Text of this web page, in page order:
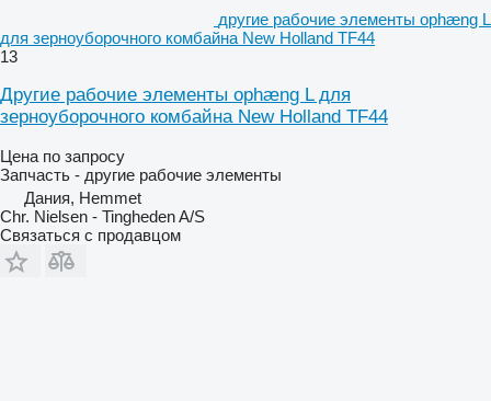
другие рабочие элементы ophæng L
для зерноуборочного комбайна New Holland TF44
13
Другие рабочие элементы ophæng L для
зерноуборочного комбайна New Holland TF44
Цена по запросу
Запчасть - другие рабочие элементы
Дания, Hemmet
Chr. Nielsen - Tingheden A/S
Связаться с продавцом